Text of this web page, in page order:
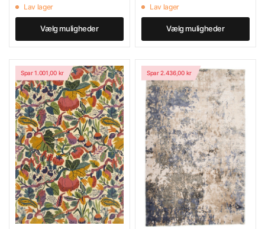
Lav lager
Vælg muligheder
Lav lager
Vælg muligheder
Spar 1.001,00 kr Spar 2.436,00 kr